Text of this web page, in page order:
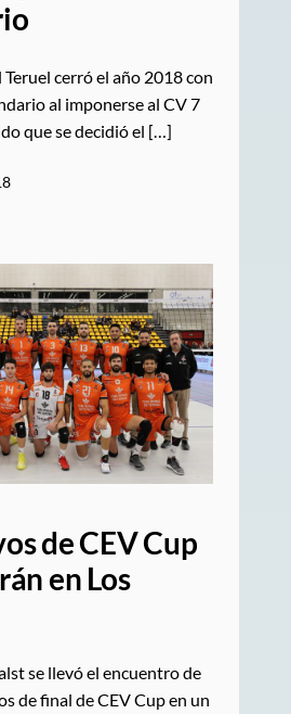
cerró el año 2018 con
al imponerse al CV 7
que se decidió el […]
de CEV Cup
en Los
se llevó el encuentro de
de final de CEV Cup en un